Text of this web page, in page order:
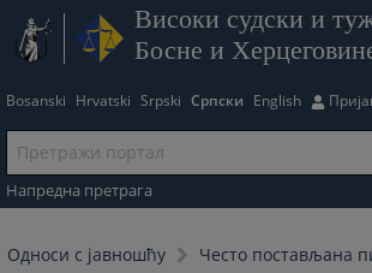
Високи судски и
Босне и
Bosanski Hrvatski Srpski Српски English
Напредна претрага
Односи с јавношћу
Често постављана